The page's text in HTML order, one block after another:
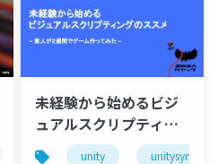
未経験から始めるビジ
ュアルスクリプティン
グのススメ
unity unitysync